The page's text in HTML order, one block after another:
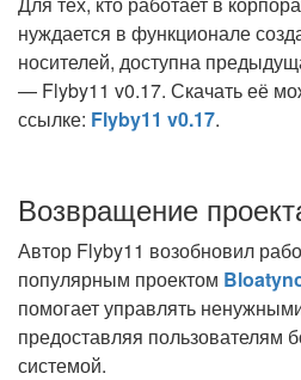
нуждается в функционале
носителей, доступна
— Flyby11 v0.17. Скачать её
ссылке: Flyby11 v0.17.
Возвращение
Автор Flyby11 возобновил
популярным проектом
помогает управлять
предоставляя пользователям
системой.